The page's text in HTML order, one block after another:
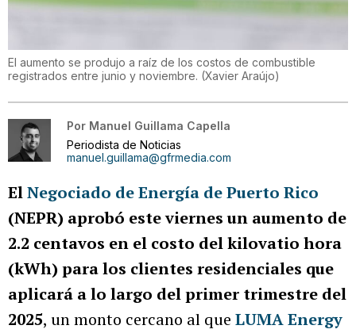
El aumento se produjo a raíz de los costos de combustible
registrados entre junio y noviembre. (Xavier Araújo)
Por Manuel Guillama Capella
Periodista de Noticias
manuel.guillama@gfrmedia.com
ElNegociado de Energía de Puerto Rico
(NEPR) aprobó este viernes un aumento de
2.2 centavos en el costo del kilovatio hora
(kWh) para los clientes residenciales que
aplicará a lo largo del primer trimestre del
2025, un monto cercano al que LUMA Energy